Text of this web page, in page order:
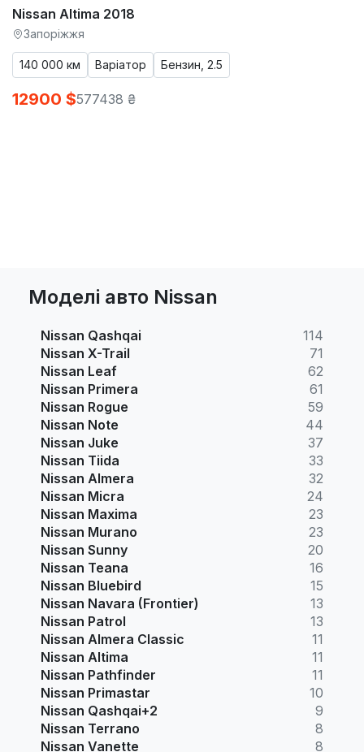
Nissan Altima 2018
Запоріжжя
140 000 км Варіатор Бензин, 2.5
12900 $577438 ₴
Моделі авто Nissan
Nissan Qashqai
114
Nissan X-Trail
71
Nissan Leaf
62
Nissan Primera
61
Nissan Rogue
59
Nissan Note
44
Nissan Juke
37
Nissan Tiida
33
Nissan Almera
32
Nissan Micra
24
Nissan Maxima
23
Nissan Murano
23
Nissan Sunny
20
Nissan Teana
16
Nissan Bluebird
15
Nissan Navara (Frontier)
13
Nissan Patrol
13
Nissan Almera Classic
11
Nissan Altima
11
Nissan Pathfinder
11
Nissan Primastar
10
Nissan Qashqai+2
9
Nissan Terrano
8
Nissan Vanette
8